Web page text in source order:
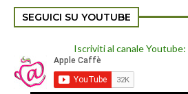
SEGUICI SU YOUTUBE
Iscriviti al canale Youtube: